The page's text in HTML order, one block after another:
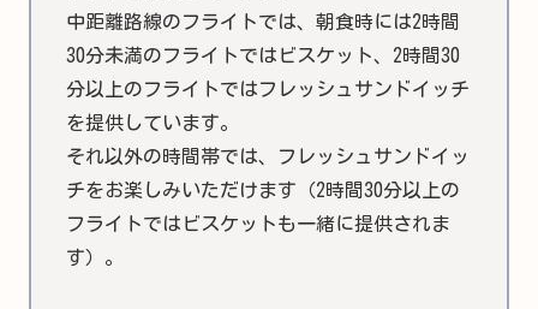
中距離路線のフライトでは、朝食時には2時間
30分未満のフライトではビスケット、2時間30
分以上のフライトではフレッシュサンドイッチ
を提供しています。
それ以外の時間帯では、フレッシュサンドイッ
チをお楽しみいただけます（2時間30分以上の
フライトではビスケットも一緒に提供されま
す）。